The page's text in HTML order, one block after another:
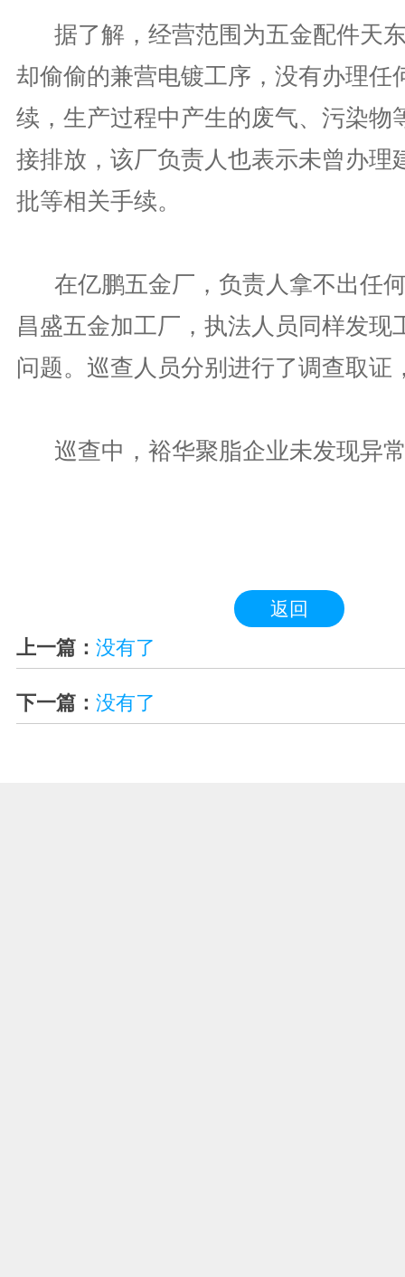
据了解，经营范围为五金配件天
却偷偷的兼营电镀工序，没有办理任
续，生产过程中产生的废气、污染物
接排放，该厂负责人也表示未曾办理
批等相关手续。
在亿鹏五金厂，负责人拿不出任
昌盛五金加工厂，执法人员同样发现
问题。巡查人员分别进行了调查取证
巡查中，裕华聚脂企业未发现异
返回
上一篇： 没有了
下一篇： 没有了